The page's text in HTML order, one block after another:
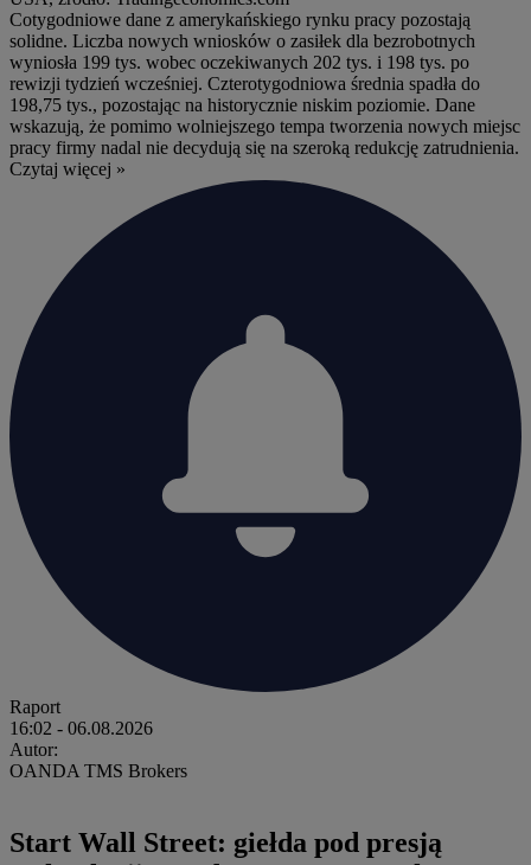
Cotygodniowe dane z amerykańskiego rynku pracy pozostają
solidne. Liczba nowych wniosków o zasiłek dla bezrobotnych
wyniosła 199 tys. wobec oczekiwanych 202 tys. i 198 tys. po
rewizji tydzień wcześniej. Czterotygodniowa średnia spadła do
198,75 tys., pozostając na historycznie niskim poziomie. Dane
wskazują, że pomimo wolniejszego tempa tworzenia nowych miejsc
pracy firmy nadal nie decydują się na szeroką redukcję zatrudnienia.
Czytaj więcej »
Raport
16:02 - 06.08.2026
Autor:
OANDA TMS Brokers
Start Wall Street: giełda pod presją